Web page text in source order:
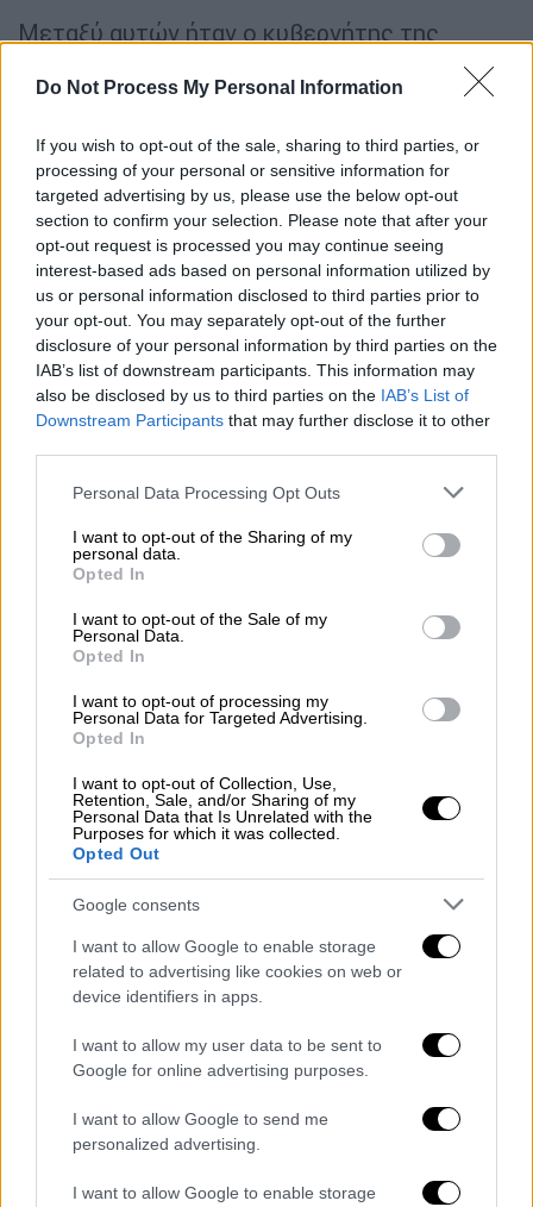
Do Not Process My Personal Information
If you wish to opt-out of the sale, sharing to third parties, or
processing of your personal or sensitive information for
targeted advertising by us, please use the below opt-out
section to confirm your selection. Please note that after your
opt-out request is processed you may continue seeing
interest-based ads based on personal information utilized by
us or personal information disclosed to third parties prior to
your opt-out. You may separately opt-out of the further
disclosure of your personal information by third parties on the
IAB’s list of downstream participants. This information may
also be disclosed by us to third parties on the IAB’s List of
Downstream Participants that may further disclose it to other
Please note that this website/app uses one or more Google
not limited to your visit or usage behaviour. You may click to
grant or deny consent to Google and its third-party tags to
use your data for below specified purposes in below Google
consent section.
Personal Data Processing Opt Outs
I want to opt-out of the Sharing of my
personal data.
Opted In
I want to opt-out of the Sale of my
Personal Data.
Opted In
I want to opt-out of processing my
Personal Data for Targeted Advertising.
Opted In
I want to opt-out of Collection, Use,
Retention, Sale, and/or Sharing of my
Personal Data that Is Unrelated with the
Purposes for which it was collected.
Opted Out
Google consents
I want to allow Google to enable storage
related to advertising like cookies on web or
device identifiers in apps.
I want to allow my user data to be sent to
Google for online advertising purposes.
I want to allow Google to send me
personalized advertising.
I want to allow Google to enable storage
Μεταξύ αυτών ήταν ο κυβερνήτης της
, ο
κύριος ιμάμης της περιφέρειας, καθώς και ο
τρία μέλη του πληρώματος.
Το ελικόπτερο εξαφανίσθηκε χθες, Κυριακή,
νωρίς το απόγευμα ενώ πετούσε πάνω από
απόκρημνη και δασώδη περιοχή σε δύσκολες
μετεωρολογικές συνθήκες με βροχή και
πυκνή ομίχλη.
Τα συντρίμμια βρέθηκαν τα χαράματα και οι
διασώστες σύντομα ανέφεραν ότι «δεν
υπάρχει καμιά ένδειξη πως οι επιβάτες του
ελικοπτέρου» βρίσκονται στη ζωή, σύμφωνα
με την κρατική τηλεόραση.
προσοχή την πρόοδο των ερευνών, ιδιαίτερα
Ηνωμένες Πολιτείες, τη Ρωσία, την
και τις γειτονικές χώρες.